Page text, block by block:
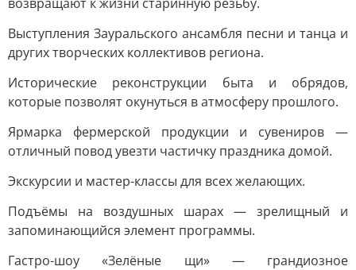
Выступления Зауральского ансамбля песни и танца и
других творческих коллективов региона.
Исторические реконструкции быта и обрядов,
которые позволят окунуться в атмосферу прошлого.
Ярмарка фермерской продукции и сувениров —
отличный повод увезти частичку праздника домой.
Экскурсии и мастер-классы для всех желающих.
Подъёмы на воздушных шарах — зрелищный и
запоминающийся элемент программы.
Гастро-шоу «Зелёные щи» — грандиозное